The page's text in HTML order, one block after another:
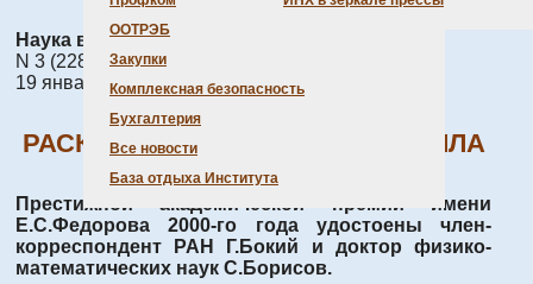
ООТРЭБ
Закупки
Комплексная безопасность
Бухгалтерия
Все новости
База отдыха Института
Наука в Сибири
N 3 (2289)
19 января 2001 г.
РАСКРЫВАЯ ЗАГАДКИ КРИСТАЛЛА
Престижной академической премии имени
Е.С.Федорова 2000-го года удостоены член-
корреспондент РАН Г.Бокий и доктор физико-
математических наук С.Борисов.